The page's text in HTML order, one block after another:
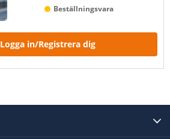
Beställningsvara
Logga in/Registrera dig